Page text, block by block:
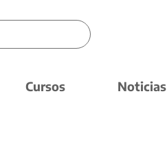
Cursos Noticias